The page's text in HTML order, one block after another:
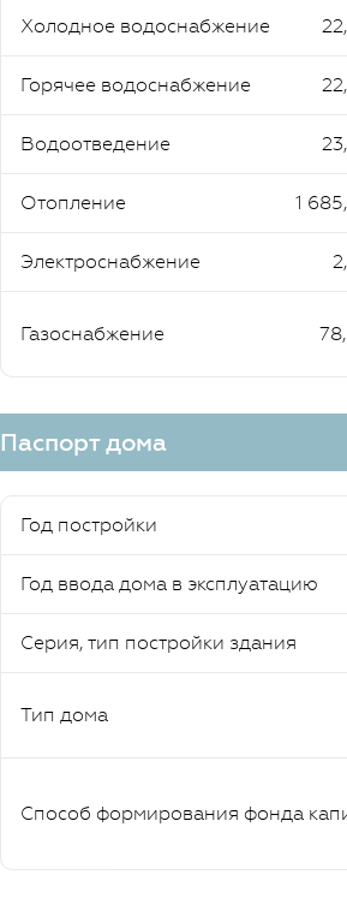
Холодное водоснабжение
Горячее водоснабжение
Водоотведение
Отопление 1
Электроснабжение
Газоснабжение
Паспорт дома
Год постройки
Год ввода дома в эксплуатацию
Серия, тип постройки здания
Тип дома
Способ формирования фонда